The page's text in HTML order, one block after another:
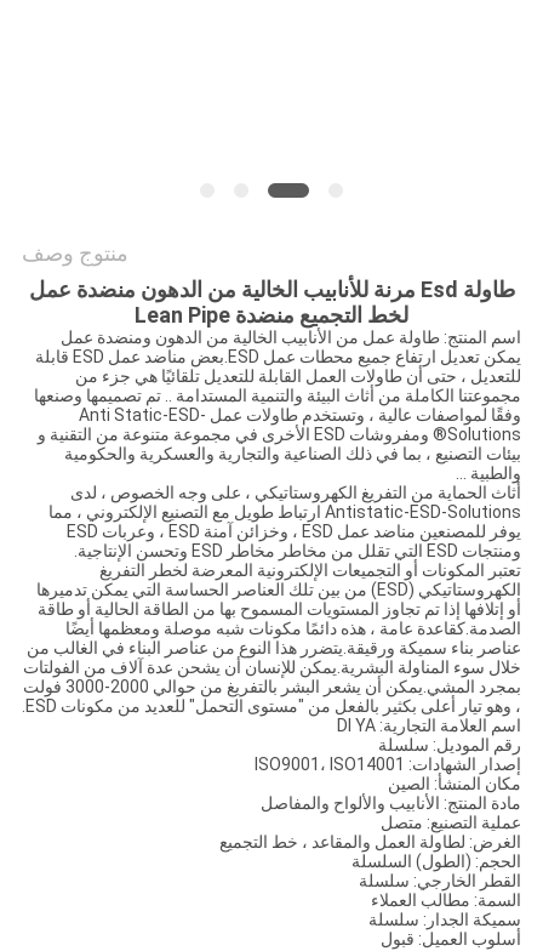
منتوج وصف
طاولة Esd مرنة للأنابيب الخالية من الدهون منضدة عمل
لخط التجميع منضدة Lean Pipe
اسم المنتج: طاولة عمل من الأنابيب الخالية من الدهون ومنضدة عمل
يمكن تعديل ارتفاع جميع محطات عمل ESD.بعض مناضد عمل ESD قابلة
للتعديل ، حتى أن طاولات العمل القابلة للتعديل تلقائيًا هي جزء من
مجموعتنا الكاملة من أثاث البيئة والتنمية المستدامة .. تم تصميمها وصنعها
وفقًا لمواصفات عالية ، وتستخدم طاولات عمل Anti Static-ESD-
Solutions® ومفروشات ESD الأخرى في مجموعة متنوعة من التقنية و
بيئات التصنيع ، بما في ذلك الصناعية والتجارية والعسكرية والحكومية
والطبية ...
أثاث الحماية من التفريغ الكهروستاتيكي ، على وجه الخصوص ، لدى
Antistatic-ESD-Solutions ارتباط طويل مع التصنيع الإلكتروني ، مما
يوفر للمصنعين مناضد عمل ESD ، وخزائن آمنة ESD ، وعربات ESD
ومنتجات ESD التي تقلل من مخاطر مخاطر ESD وتحسن الإنتاجية.
تعتبر المكونات أو التجميعات الإلكترونية المعرضة لخطر التفريغ
الكهروستاتيكي (ESD) من بين تلك العناصر الحساسة التي يمكن تدميرها
أو إتلافها إذا تم تجاوز المستويات المسموح بها من الطاقة الحالية أو طاقة
الصدمة.كقاعدة عامة ، هذه دائمًا مكونات شبه موصلة ومعظمها أيضًا
عناصر بناء سميكة ورقيقة.يتضرر هذا النوع من عناصر البناء في الغالب من
خلال سوء المناولة البشرية.يمكن للإنسان أن يشحن عدة آلاف من الفولتات
بمجرد المشي.يمكن أن يشعر البشر بالتفريغ من حوالي 2000-3000 فولت
، وهو تيار أعلى بكثير بالفعل من "مستوى التحمل" للعديد من مكونات ESD.
اسم العلامة التجارية: DI YA
رقم الموديل: سلسلة
إصدار الشهادات: ISO9001، ISO14001
مكان المنشأ: الصين
مادة المنتج: الأنابيب والألواح والمفاصل
عملية التصنيع: متصل
الغرض: لطاولة العمل والمقاعد ، خط التجميع
الحجم: (الطول) السلسلة
القطر الخارجي: سلسلة
السمة: مطالب العملاء
سميكة الجدار: سلسلة
أسلوب العميل: قبول